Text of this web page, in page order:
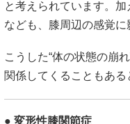
と考えられています。加
なども、膝周辺の感覚に
こうした“体の状態の崩
関係してくることもある
● 変形性膝関節症